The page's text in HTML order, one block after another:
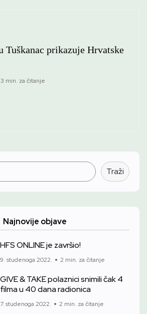
Tuškanac prikazuje Hrvatske
3 min. za čitanje
Traži
Najnovije objave
HFS ONLINE je završio!
9. studenoga 2022. 2 min. za čitanje
GIVE & TAKE polaznici snimili čak 4
filma u 40 dana radionica
7. studenoga 2022. 2 min. za čitanje